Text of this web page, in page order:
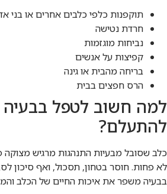
תוקפנות כלפי כלבים אחרים או בני
חרדת נטישה
נביחות מוגזמות
קפיצות על אנשים
בריחה מהבית או גינה
הרס חפצים בבית
למה חשוב לטפל בבעיה
להתעלם?
כלב שסובל מבעיות התנהגות מרגיש מצוקה
לא פחות. חוסר בטחון, תסכול, ואף סיכון
בבעיה משפר את איכות החיים של הכלב